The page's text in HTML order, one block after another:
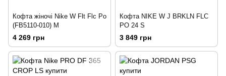
Кофта жіночі Nike W Flt Flc Po
(FB5110-010) M
4 269 грн
Кофта NIKE W J BRKLN FLC
PO 24 S
3 849 грн